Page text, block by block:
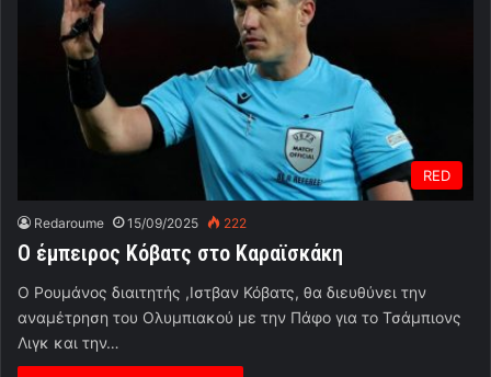
RED
Redaroume 15/09/2025 222
Ο έμπειρος Κόβατς στο Καραϊσκάκη
Ο Ρουμάνος διαιτητής ,Ιστβαν Κόβατς, θα διευθύνει την
αναμέτρηση του Ολυμπιακού με την Πάφο για το Τσάμπιονς
Λιγκ και την…